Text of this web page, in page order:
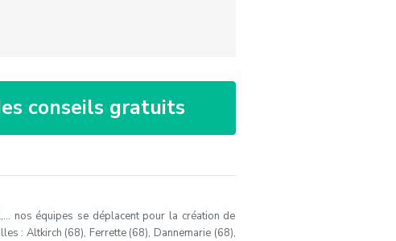
conseils gratuits
nos équipes se déplacent pour la création de
: Altkirch (68), Ferrette (68), Dannemarie (68),